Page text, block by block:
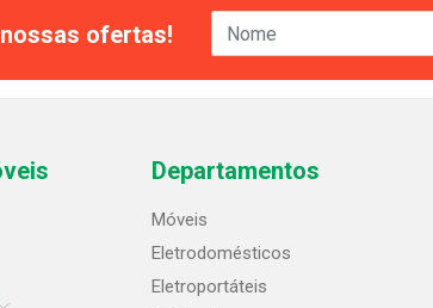
ofertas!
Departamentos
Móveis
Eletrodomésticos
Eletroportáteis